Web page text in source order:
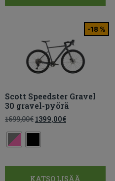
-18 %
Scott Speedster Gravel
30 gravel-pyörä
1699,00€ 1399,00€
KATSO LISÄÄ